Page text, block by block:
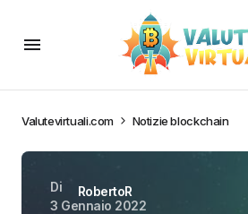
Valutevirtuali.com Notizie blockchain
Di
RobertoR
3 Gennaio 2022